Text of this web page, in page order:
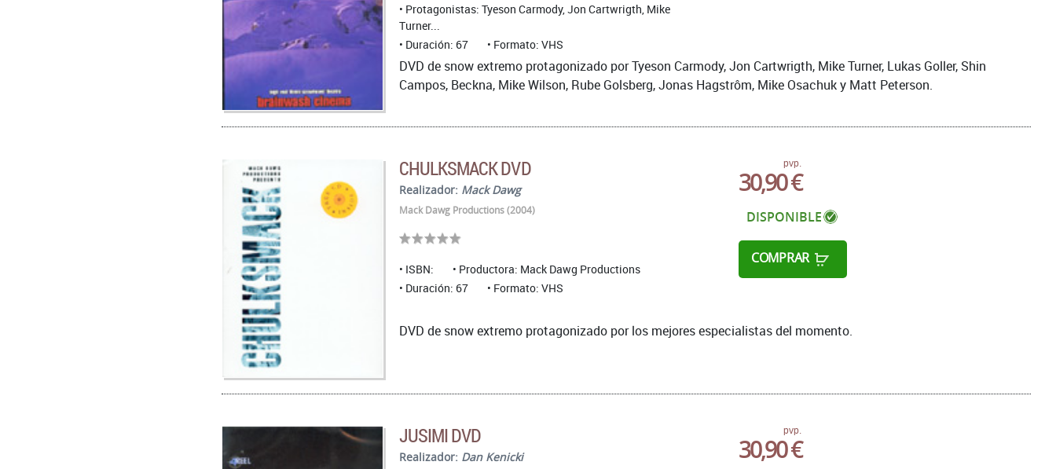
Protagonistas: Tyeson Carmody, Jon Cartwrigth, Mike
Turner...
Duración: 67
Formato: VHS
DVD de snow extremo protagonizado por Tyeson Carmody, Jon Cartwrigth, Mike Turner, Lukas Goller, Shin
Campos, Beckna, Mike Wilson, Rube Golsberg, Jonas Hagstrôm, Mike Osachuk y Matt Peterson.
CHULKSMACK DVD
Realizador: Mack Dawg
Mack Dawg Productions (2004)
ISBN:
Productora: Mack Dawg Productions
Duración: 67
Formato: VHS
pvp.
30,90 €
DISPONIBLE
COMPRAR
DVD de snow extremo protagonizado por los mejores especialistas del momento.
JUSIMI DVD
Realizador: Dan Kenicki
pvp.
30,90 €